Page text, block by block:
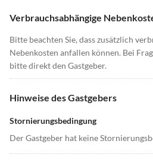
Verbrauchsabhängige
Bitte beachten Sie, dass zusätzlich
Nebenkosten anfallen können. Bei
bitte direkt den Gastgeber.
Hinweise des Gastgebers
Stornierungsbedingung
Der Gastgeber hat keine